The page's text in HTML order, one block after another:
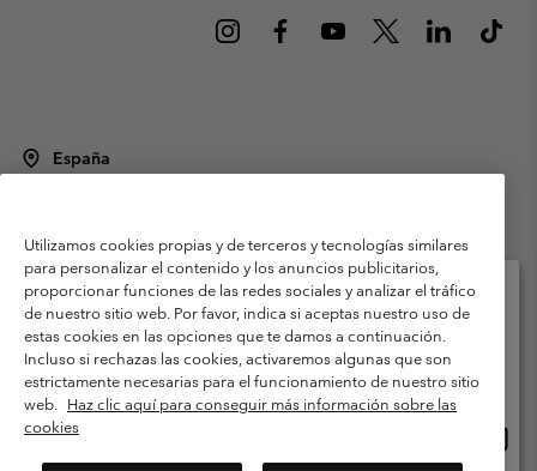
España
Condiciones de uso
Terminos de Venta
Garantía
Política de Privacidad
Términos y condiciones del programa de miembros
Términos De Uso Del Contenido Generado Por Los Usuarios
Impressum
Cookies Public CBCR
Utilizamos cookies propias y de terceros y tecnologías similares
para personalizar el contenido y los anuncios publicitarios,
proporcionar funciones de las redes sociales y analizar el tráfico
de nuestro sitio web. Por favor, indica si aceptas nuestro uso de
estas cookies en las opciones que te damos a continuación.
Incluso si rechazas las cookies, activaremos algunas que son
estrictamente necesarias para el funcionamiento de nuestro sitio
web. Haz clic aquí para conseguir más información sobre las
cookies
Selecciona tu país e idioma envío
Compras en línea disponibles